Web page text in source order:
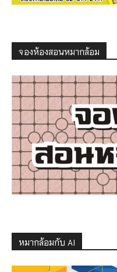
จองห้องสอนหมากล้อม
หมากล้อมกับ AI